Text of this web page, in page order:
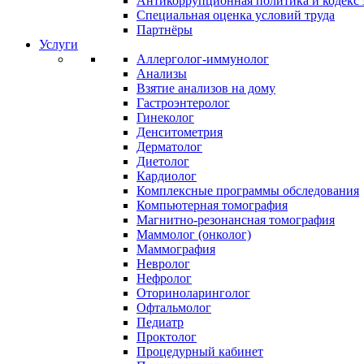
Специальная оценка условий труда
Партнёры
Услуги
Аллерголог-иммунолог
Анализы
Взятие анализов на дому
Гастроэнтеролог
Гинеколог
Денситометрия
Дерматолог
Диетолог
Кардиолог
Комплексные программы обследования
Компьютерная томография
Магнитно-резонансная томография
Маммолог (онколог)
Маммография
Невролог
Нефролог
Оториноларинголог
Офтальмолог
Педиатр
Проктолог
Процедурный кабинет